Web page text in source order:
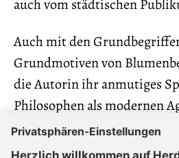
auch vom städtischen
Auch mit den
Grundmotiven von
die Autorin ihr anmutiges
Philosophen als modernen
Skeptiker, der gleichwohl
gebildet und von der